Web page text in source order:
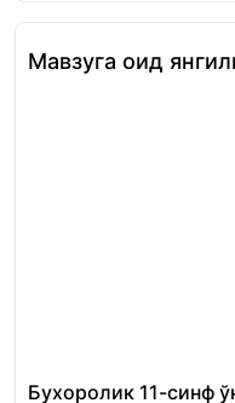
Мавзуга оид
Бухоролик 11-синф